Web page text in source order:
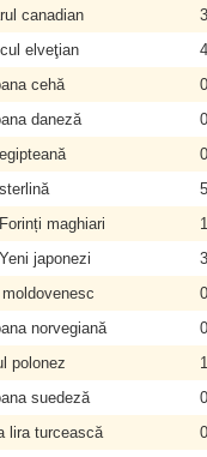
canadian
elveţian
cehă
daneză
maghiari
japonezi
norvegiană
polonez
suedeză
lira turcească